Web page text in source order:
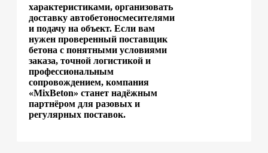
характеристиками, организовать
доставку автобетоносмесителями
и подачу на объект. Если вам
нужен проверенный поставщик
бетона с понятными условиями
заказа, точной логистикой и
профессиональным
сопровождением, компания
«MixBeton» станет надёжным
партнёром для разовых и
регулярных поставок.